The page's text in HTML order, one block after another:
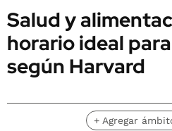
Salud y
horario ideal
según Harvard
+ Agregar